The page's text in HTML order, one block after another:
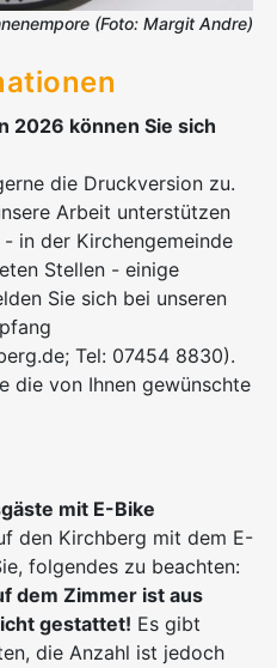
(Foto: Margit Andre)
2026 können Sie sich
die Druckversion zu.
Arbeit unterstützen
in der Kirchengemeinde
Stellen - einige
Sie sich bei unseren
Tel: 07454 8830).
die von Ihnen gewünschte
mit E-Bike
den Kirchberg mit dem E-
folgendes zu beachten:
dem Zimmer ist aus
gestattet! Es gibt
die Anzahl ist jedoch